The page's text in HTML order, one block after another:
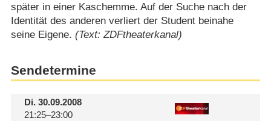
später in einer Kaschemme. Auf der Suche nach der
Identität des anderen verliert der Student beinahe
seine Eigene. (Text: ZDFtheaterkanal)
Sendetermine
Di.30.09.2008
21:25–23:00